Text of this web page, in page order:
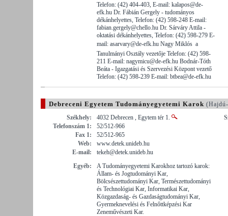
Telefon: (42) 404-403, E-mail: kalapos@de-
efk.hu Dr. Fábián Gergely - tudományos
dékánhelyettes, Telefon: (42) 598-248 E-mail:
fabian.gergely@chello.hu Dr. Sárváry Attila -
oktatási dékánhelyettes, Telefon: (42) 598-279 E-
mail: asarvary@de-efk.hu Nagy Miklós  a
Tanulmányi Osztály vezetője Telefon: (42) 598-
211 E-mail: nagymicu@de-efk.hu Bodnár-Tóth
Beáta - Igazgatási és Szervezési Központ vezető
Telefon: (42) 598-239 E-mail: btbea@de-efk.hu
Debreceni Egyetem Tudományegyetemi Karok
Székhely:
4032 Debrecen , Egytem tér 1.
Telefonszám 1:
52/512-966
Fax 1:
52/512-965
Web:
www.detek.unideb.hu
E-mail:
tekeh@detek.unideb.hu
Egyéb:
A Tudományegyetemi Karokhoz tartozó karok:
Állam- és Jogtudományi Kar,
Bölcsészettudományi Kar, Természettudományi
és Technológiai Kar, Informatikai Kar,
Közgazdaság- és Gazdaságtudományi Kar,
Gyermeknevelési és Felnőttképzési Kar
Zeneművészeti Kar.